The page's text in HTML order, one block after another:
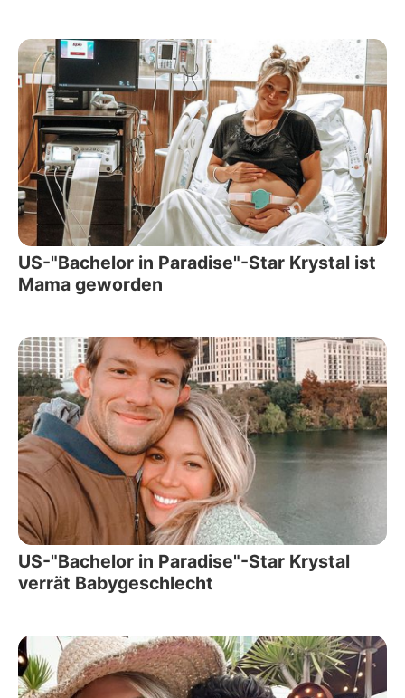
US-"Bachelor in Paradise"-Star Krystal ist
Mama geworden
US-"Bachelor in Paradise"-Star Krystal
verrät Babygeschlecht